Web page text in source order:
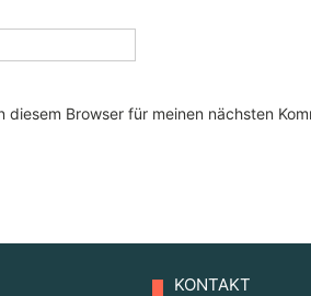
diesem Browser für meinen nächsten
KONTAKT